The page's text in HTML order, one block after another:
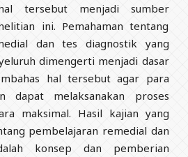
tersebut menjadi sumber
ini. Pemahaman tentang
dan tes diagnostik yang
dimengerti menjadi dasar
hal tersebut agar para
dapat melaksanakan proses
maksimal. Hasil kajian yang
pembelajaran remedial dan
konsep dan pemberian